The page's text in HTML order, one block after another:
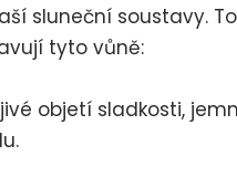
sluneční soustavy.
tyto vůně:
objetí sladkosti,